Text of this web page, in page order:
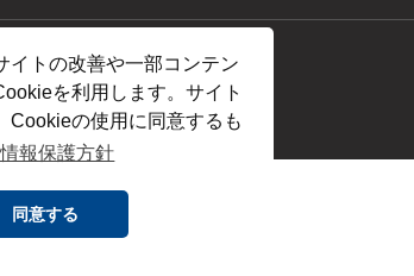
イトの改善や一部コンテン
を利用します。サイト
Cookieの使用に同意するも
報保護方針
同意する